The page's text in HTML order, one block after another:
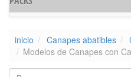
inicio Canapes abatibles
Modelos de Canapes con